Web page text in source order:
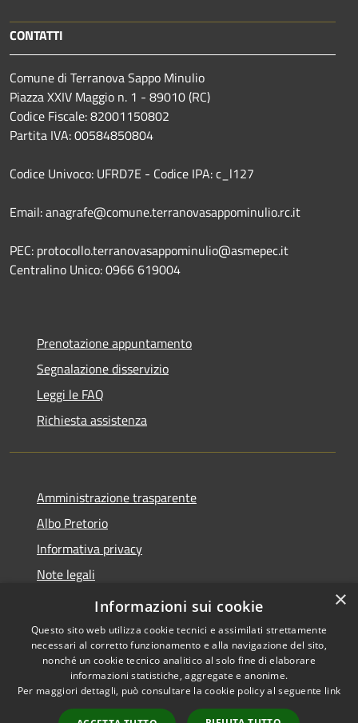
CONTATTI
Comune di Terranova Sappo Minulio
Piazza XXIV Maggio n. 1 - 89010 (RC)
Codice Fiscale: 82001150802
Partita IVA: 00584850804
Codice Univoco: UFRD7E - Codice IPA: c_l127
Email: anagrafe@comune.terranovasappominulio.rc.it
PEC: protocollo.terranovasappominulio@asmepec.it
Centralino Unico: 0966 619004
Prenotazione appuntamento
Segnalazione disservizio
Leggi le FAQ
Richiesta assistenza
Amministrazione trasparente
Albo Pretorio
Informativa privacy
Note legali
Dichiarazione di accessibilità
Accessibilità
Copyright © 2026 • Comune di
Terranova Sappo Minulio •
Powered byMunicipium
×
Informazioni sui cookie
Questo sito web utilizza cookie tecnici e assimilati strettamente
necessari al corretto funzionamento e alla navigazione del sito,
nonché un cookie tecnico analitico al solo fine di elaborare
informazioni statistiche, aggregate e anonime.
Per maggiori dettagli, può consultare la cookie policy al seguente link